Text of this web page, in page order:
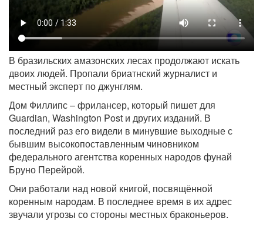
В бразильских амазонских лесах продолжают искать
двоих людей. Пропали бриатнский журналист и
местный эксперт по джунглям.
Дом Филлипс – фрилансер, который пишет для
Guardian, Washington Post и других изданий. В
последний раз его видели в минувшие выходные с
бывшим высокопоставленным чиновником
федерального агентства коренных народов фунай
Бруно Перейрой.
Они работали над новой книгой, посвящённой
коренным народам. В последнее время в их адрес
звучали угрозы со стороны местных браконьеров.